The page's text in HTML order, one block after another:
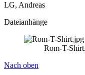
LG, Andreas
Dateianhänge
Rom-T-
Nach oben